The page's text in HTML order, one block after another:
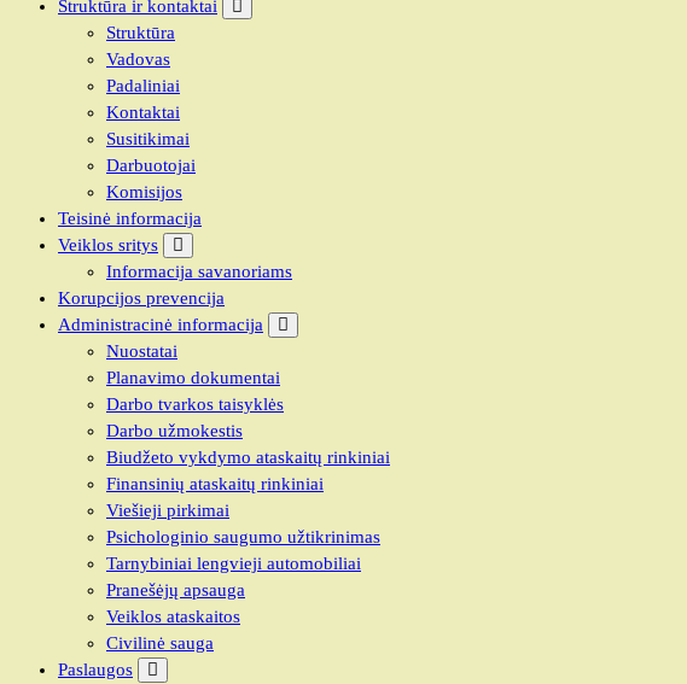
Struktūra ir kontaktai
Struktūra
Vadovas
Padaliniai
Kontaktai
Susitikimai
Darbuotojai
Komisijos
Teisinė informacija
Veiklos sritys
Informacija savanoriams
Korupcijos prevencija
Administracinė informacija
Nuostatai
Planavimo dokumentai
Darbo tvarkos taisyklės
Darbo užmokestis
Biudžeto vykdymo ataskaitų rinkiniai
Finansinių ataskaitų rinkiniai
Viešieji pirkimai
Psichologinio saugumo užtikrinimas
Tarnybiniai lengvieji automobiliai
Pranešėjų apsauga
Veiklos ataskaitos
Civilinė sauga
Paslaugos